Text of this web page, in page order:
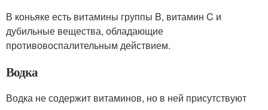
В коньяке есть витамины группы B, витамин C и
дубильные вещества, обладающие
противовоспалительным действием.
Водка
Водка не содержит витаминов, но в ней присутствуют